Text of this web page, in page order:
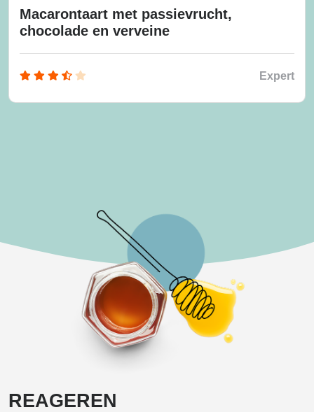
Macarontaart met passievrucht,
chocolade en verveine
Expert
REAGEREN